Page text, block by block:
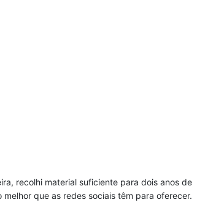
recolhi material suficiente para dois anos de
que as redes sociais têm para oferecer.